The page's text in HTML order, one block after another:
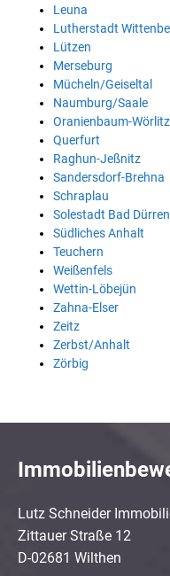
Leuna
Lutherstadt
Lützen
Merseburg
Mücheln/Geiseltal
Naumburg/Saale
Oranienbaum-Wörlitz
Querfurt
Raghun-Jeßnitz
Sandersdorf-Brehna
Schraplau
Solestadt Bad
Südliches Anhalt
Teuchern
Weißenfels
Wettin-Löbejün
Zahna-Elser
Zeitz
Zerbst/Anhalt
Zörbig
Lutz Schneider
Zittauer Straße 12
D-02681 Wilthen